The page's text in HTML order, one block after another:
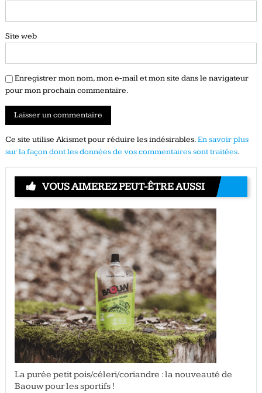
Site web
Enregistrer mon nom, mon e-mail et mon site dans le navigateur
pour mon prochain commentaire.
Ce site utilise Akismet pour réduire les indésirables.En savoir plus
sur la façon dont les données de vos commentaires sont traitées.
VOUS AIMEREZ PEUT-ÊTRE AUSSI
La purée petit pois/céleri/coriandre : la nouveauté de
Baouw pour les sportifs !